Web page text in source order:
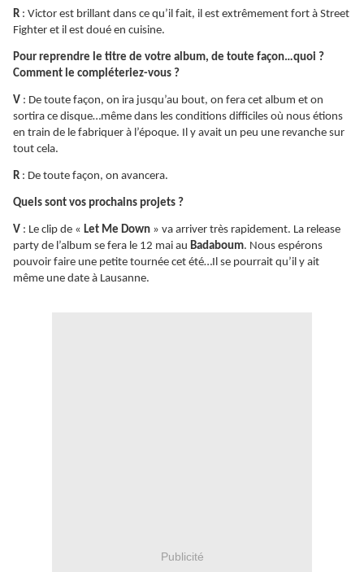
R : Victor est brillant dans ce qu’il fait, il est extrêmement fort à Street
Fighter et il est doué en cuisine.
Pour reprendre le titre de votre album, de toute façon…quoi ?
Comment le compléteriez-vous ?
V : De toute façon, on ira jusqu’au bout, on fera cet album et on
sortira ce disque…même dans les conditions difficiles où nous étions
en train de le fabriquer à l’époque. Il y avait un peu une revanche sur
tout cela.
R : De toute façon, on avancera.
Quels sont vos prochains projets ?
V : Le clip de « Let Me Down » va arriver très rapidement. La release
party de l’album se fera le 12 mai au Badaboum. Nous espérons
pouvoir faire une petite tournée cet été…Il se pourrait qu’il y ait
même une date à Lausanne.
Publicité